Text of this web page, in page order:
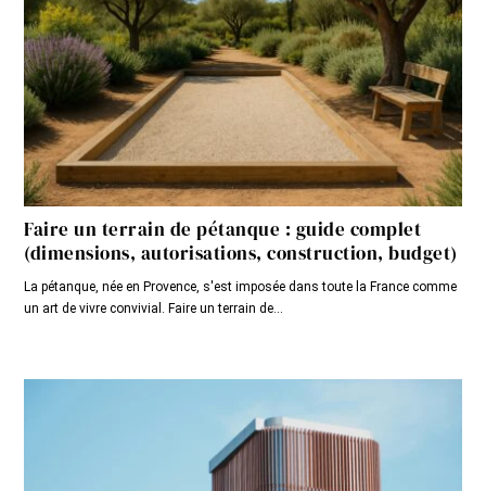
Faire un terrain de pétanque : guide complet
(dimensions, autorisations, construction, budget)
La pétanque, née en Provence, s'est imposée dans toute la France comme
un art de vivre convivial. Faire un terrain de...